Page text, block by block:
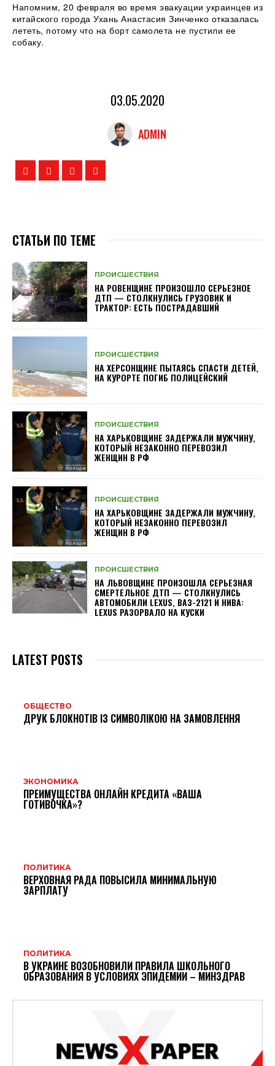
Напомним, 20 февраля во время эвакуации украинцев из
китайского города Ухань Анастасия Зинченко отказалась
лететь, потому что на борт самолета не пустили ее
собаку.
03.05.2020
ADMIN
СТАТЬИ ПО ТЕМЕ
ПРОИСШЕСТВИЯ
НА РОВЕНЩИНЕ ПРОИЗОШЛО СЕРЬЕЗНОЕ
ДТП — СТОЛКНУЛИСЬ ГРУЗОВИК И
ТРАКТОР: ЕСТЬ ПОСТРАДАВШИЙ
ПРОИСШЕСТВИЯ
НА ХЕРСОНЩИНЕ ПЫТАЯСЬ СПАСТИ ДЕТЕЙ,
НА КУРОРТЕ ПОГИБ ПОЛИЦЕЙСКИЙ
ПРОИСШЕСТВИЯ
НА ХАРЬКОВЩИНЕ ЗАДЕРЖАЛИ МУЖЧИНУ,
КОТОРЫЙ НЕЗАКОННО ПЕРЕВОЗИЛ
ЖЕНЩИН В РФ
ПРОИСШЕСТВИЯ
НА ХАРЬКОВЩИНЕ ЗАДЕРЖАЛИ МУЖЧИНУ,
КОТОРЫЙ НЕЗАКОННО ПЕРЕВОЗИЛ
ЖЕНЩИН В РФ
ПРОИСШЕСТВИЯ
НА ЛЬВОВЩИНЕ ПРОИЗОШЛА СЕРЬЕЗНАЯ
СМЕРТЕЛЬНОЕ ДТП — СТОЛКНУЛИСЬ
АВТОМОБИЛИ LEXUS, ВАЗ-2121 И НИВА:
LEXUS РАЗОРВАЛО НА КУСКИ
LATEST POSTS
ОБЩЕСТВО
ДРУК БЛОКНОТІВ ІЗ СИМВОЛІКОЮ НА ЗАМОВЛЕННЯ
ЭКОНОМИКА
ПРЕИМУЩЕСТВА ОНЛАЙН КРЕДИТА «ВАША
ГОТИВОЧКА»?
ПОЛИТИКА
ВЕРХОВНАЯ РАДА ПОВЫСИЛА МИНИМАЛЬНУЮ
ЗАРПЛАТУ
ПОЛИТИКА
В УКРАИНЕ ВОЗОБНОВИЛИ ПРАВИЛА ШКОЛЬНОГО
ОБРАЗОВАНИЯ В УСЛОВИЯХ ЭПИДЕМИИ – МИНЗДРАВ